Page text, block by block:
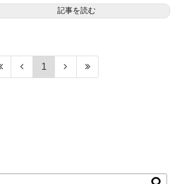
記事を読む
1